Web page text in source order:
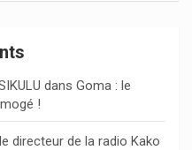
dans Goma : le
!
directeur de la radio Kako